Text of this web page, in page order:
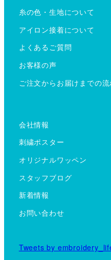
糸の色・生地について
アイロン接着について
よくあるご質問
お客様の声
ご注文からお届けまでの流
会社情報
刺繍ポスター
オリジナルワッペン
スタッフブログ
新着情報
お問い合わせ
Tweets by